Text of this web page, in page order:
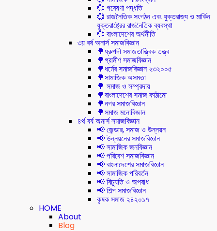
💞 গবেষণা পদ্ধতি
💞 রাজনৈতিক সংগঠন এবং যুক্তরাজ্য ও মার্কিন
যুক্তরাষ্ট্রের রাজনৈতিক ব্যবস্থা
💞 বাংলাদেশের অর্থনীতি
৩য় বর্ষ অনার্স সমাজবিজ্ঞান
🌳ধ্রুপদী সমাজতাত্ত্বিক তত্ত্ব
🌳গ্রামীণ সমাজবিজ্ঞান
🌳ধর্মের সমাজবিজ্ঞান ২৩২০০৫
🌳সামাজিক অসমতা
🌳 সমাজ ও সম্প্রদায়
🌳বাংলাদেশের সমাজ কাঠামো
🌳নগর সমাজবিজ্ঞান
🌳সমাজ মনোবিজ্ঞান
৪র্থ বর্ষ অনার্স সমাজবিজ্ঞান
📢 জেন্ডার, সমাজ ও উন্নয়ন
📢 উন্নয়নের সমাজবিজ্ঞান
📢 সামাজিক জনবিজ্ঞান
📢 পরিবেশ সমাজবিজ্ঞান
📢 বাংলাদেশের সমাজবিজ্ঞান
📢 সামাজিক পরিবর্তন
📢 বিচ্যুতি ও অপরাধ
📢 শিল্প সমাজবিজ্ঞান
কৃষক সমাজ ২৪২০১৭
HOME
About
Blog